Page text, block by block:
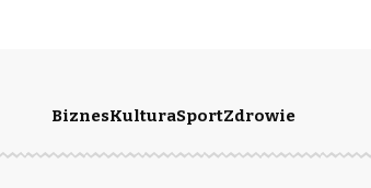
BiznesKulturaSportZdrowie